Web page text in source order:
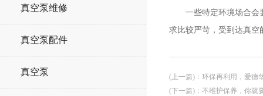
真空泵维修
真空泵配件
真空泵
一些特定环境场合会要
求比较严苛，受到达真空
(上一篇) ： 环保再利用，爱德
(下一篇) ： 不维护保养，你就